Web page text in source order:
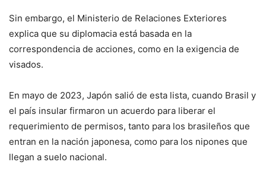
Sin embargo, el Ministerio de Relaciones Exteriores
explica que su diplomacia está basada en la
correspondencia de acciones, como en la exigencia de
visados.
En mayo de 2023, Japón salió de esta lista, cuando Brasil y
el país insular firmaron un acuerdo para liberar el
requerimiento de permisos, tanto para los brasileños que
entran en la nación japonesa, como para los nipones que
llegan a suelo nacional.